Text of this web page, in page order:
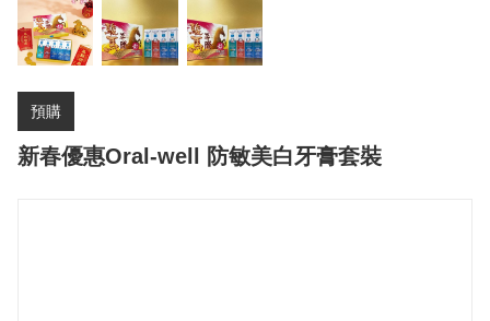
預購
新春優惠Oral-well 防敏美白牙膏套裝